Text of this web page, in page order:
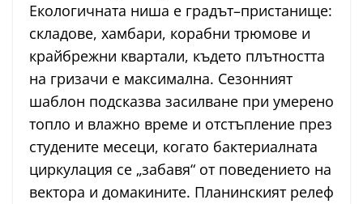
Екологичната ниша е градът–пристанище:
складове, хамбари, корабни трюмове и
крайбрежни квартали, където плътността
на гризачи е максимална. Сезонният
шаблон подсказва засилване при умерено
топло и влажно време и отстъпление през
студените месеци, когато бактериалната
циркулация се „забавя“ от поведението на
вектора и домакините. Планинският релеф